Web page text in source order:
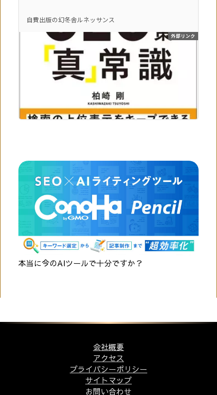
自費出版の幻冬舎ルネッサンス
外部リンク
本当に今のAIツールで十分ですか？
会社概要
アクセス
プライバシーポリシー
サイトマップ
お問い合わせ